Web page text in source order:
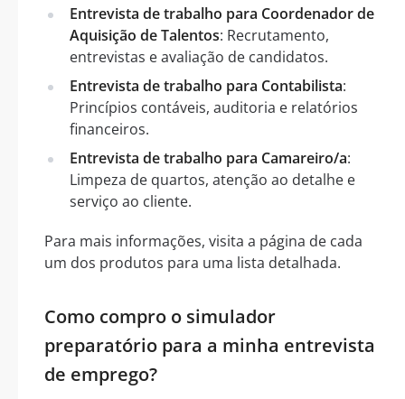
Entrevista de trabalho para Coordenador de
Aquisição de Talentos: Recrutamento,
entrevistas e avaliação de candidatos.
Entrevista de trabalho para Contabilista:
Princípios contáveis, auditoria e relatórios
financeiros.
Entrevista de trabalho para Camareiro/a:
Limpeza de quartos, atenção ao detalhe e
serviço ao cliente.
Para mais informações, visita a página de cada
um dos produtos para uma lista detalhada.
Como compro o simulador
preparatório para a minha entrevista
de emprego?